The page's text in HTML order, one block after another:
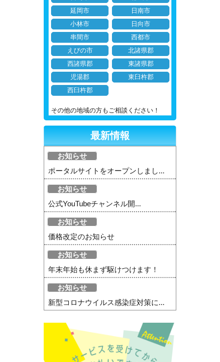
延岡市
日南市
小林市
日向市
串間市
西都市
えびの市
北諸県郡
西諸県郡
東諸県郡
児湯郡
東臼杵郡
西臼杵郡
その他の地域の方もご相談ください！
最新情報
お知らせ
ポータルサイトをオープンしまし...
お知らせ
公式YouTubeチャンネル開...
お知らせ
価格改定のお知らせ
お知らせ
年末年始も休まず駆けつけます！
お知らせ
新型コロナウイルス感染症対策に...